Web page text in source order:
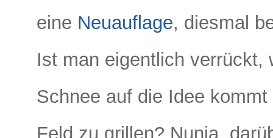
eine Neuauflage, diesmal
Ist man eigentlich verrückt,
Schnee auf die Idee
Feld zu grillen? Nunja,